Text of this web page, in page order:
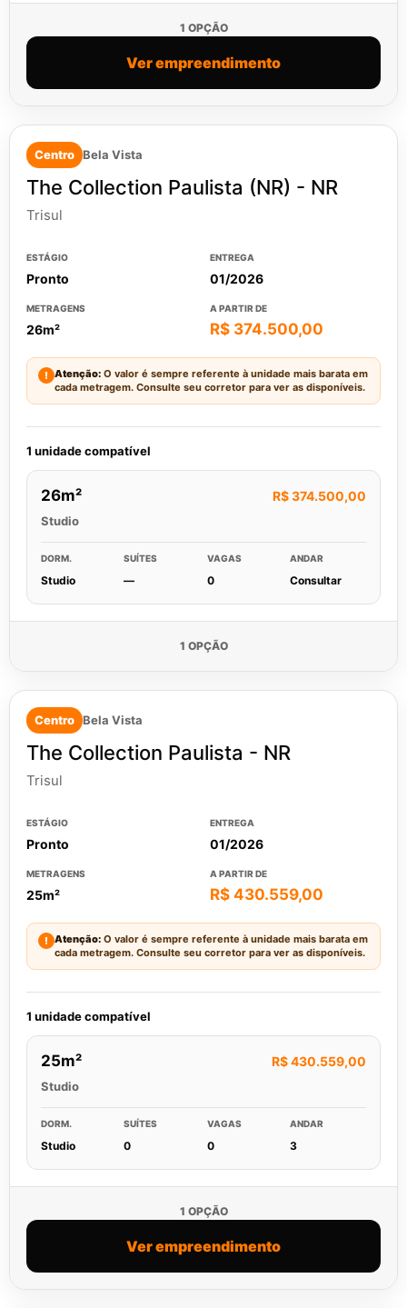
1 OPÇÃO
Ver empreendimento
Centro Bela Vista
The Collection Paulista (NR) - NR
Trisul
ESTÁGIO
Pronto
ENTREGA
01/2026
METRAGENS
26m²
A PARTIR DE
R$ 374.500,00
! Atenção: O valor é sempre referente à unidade mais barata em
cada metragem. Consulte seu corretor para ver as disponíveis.
1 unidade compatível
26m² R$ 374.500,00
Studio
DORM.
Studio
SUÍTES
—
VAGAS
0
ANDAR
Consultar
1 OPÇÃO
Centro Bela Vista
The Collection Paulista - NR
Trisul
ESTÁGIO
Pronto
ENTREGA
01/2026
METRAGENS
25m²
A PARTIR DE
R$ 430.559,00
! Atenção: O valor é sempre referente à unidade mais barata em
cada metragem. Consulte seu corretor para ver as disponíveis.
1 unidade compatível
25m² R$ 430.559,00
Studio
DORM.
Studio
SUÍTES
0
VAGAS
0
ANDAR
3
1 OPÇÃO
Ver empreendimento